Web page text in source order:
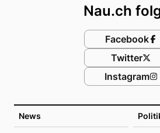
News
Nau.ch
Facebook
Twitter
Instagram